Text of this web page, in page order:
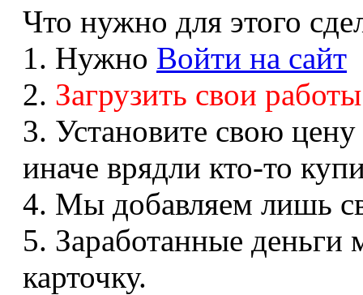
Что нужно для этого
1. Нужно Войти на сайт
2. Загрузить свои
3. Установите свою
иначе врядли кто-то
4. Мы добавляем лишь
5. Заработанные
карточку.